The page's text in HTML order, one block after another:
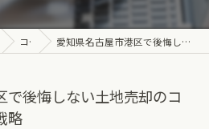
コラム 愛知県名古屋市港区で後悔しない土地売却のコツと再投資の成功戦略
で後悔しない土地売却のコ
略